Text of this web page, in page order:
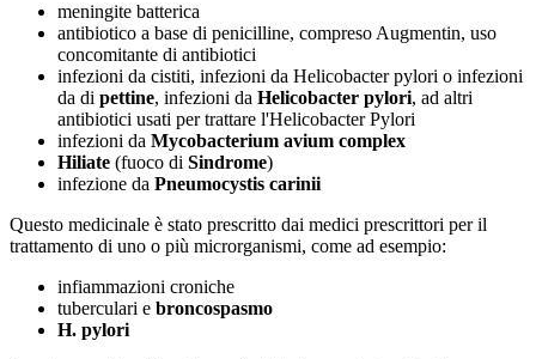
meningite batterica
antibiotico a base di penicilline, compreso Augmentin, uso
concomitante di antibiotici
infezioni da cistiti, infezioni da Helicobacter pylori o infezioni
da di pettine, infezioni da Helicobacter pylori, ad altri
antibiotici usati per trattare l'Helicobacter Pylori
infezioni da Mycobacterium avium complex
Hiliate (fuoco di Sindrome)
infezione da Pneumocystis carinii
Questo medicinale è stato prescritto dai medici prescrittori per il
trattamento di uno o più microrganismi, come ad esempio:
infiammazioni croniche
tuberculari e broncospasmo
H. pylori